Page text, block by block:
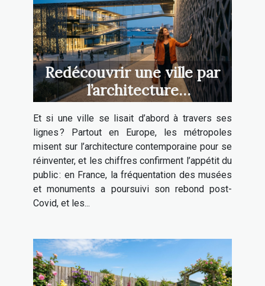
Redécouvrir une ville par
l’architecture
contemporaine : un voyage
sensoriel inédit
Et si une ville se lisait d’abord à travers ses
lignes ? Partout en Europe, les métropoles
misent sur l’architecture contemporaine pour se
réinventer, et les chiffres confirment l’appétit du
public : en France, la fréquentation des musées
et monuments a poursuivi son rebond post-
Covid, et les...